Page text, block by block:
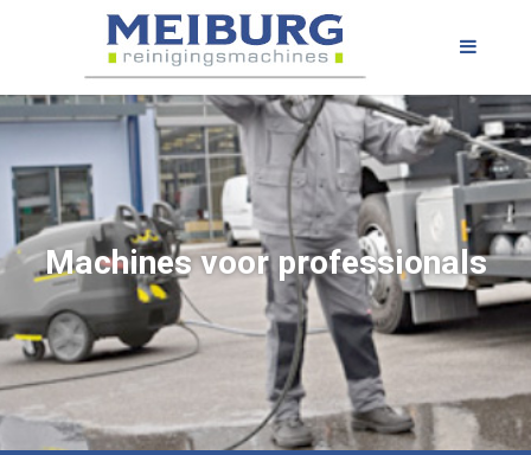
Machines voor professionals